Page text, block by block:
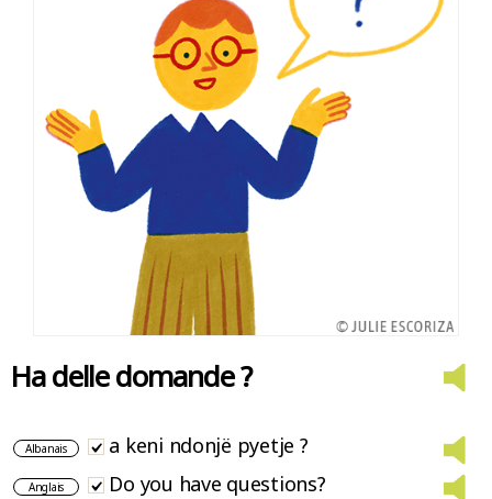
Ha delle domande ?
Albanais a keni ndonjë pyetje ?
Anglais Do you have questions?